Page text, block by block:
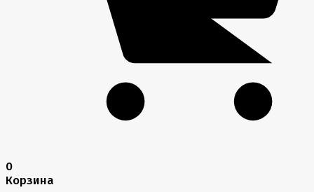
0
Корзина